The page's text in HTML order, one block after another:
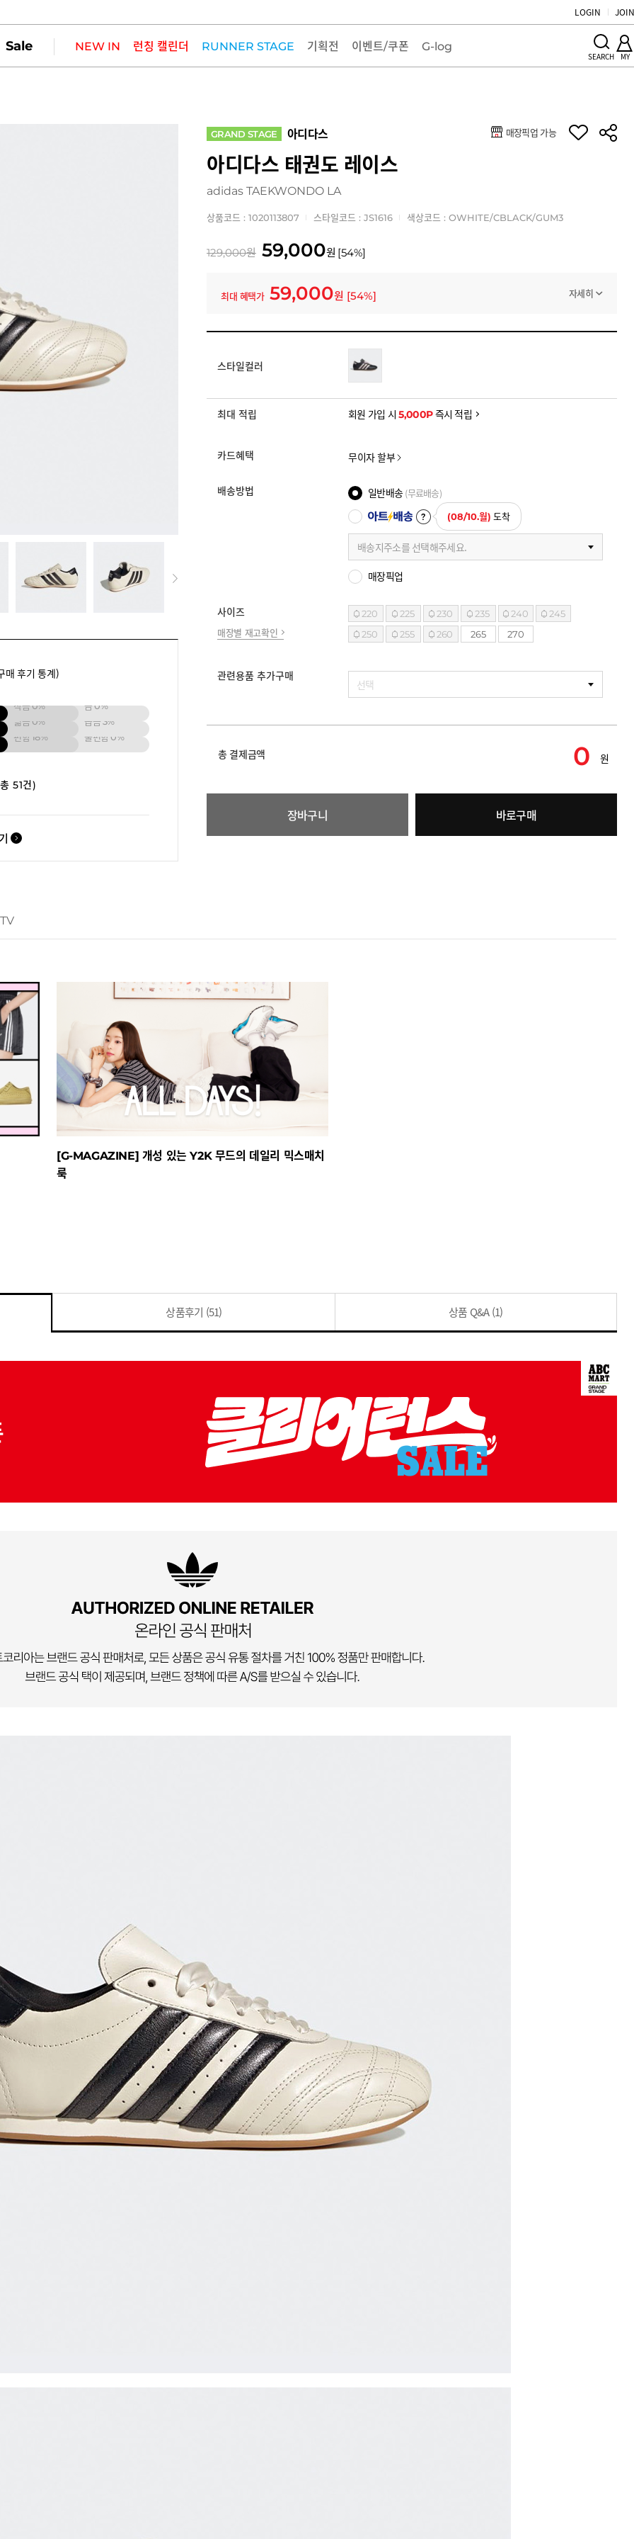
LOGIN
Sale NEW IN 런칭 캘린더 RUNNER STAGE 기획전 이벤트/쿠폰 G-log
SEARCH MY
매 후기 통계)
작음0% 큼0%
넓음 0% 좁음3%
편함 18% 불편함 0%
51건)
GRAND STAGE 아디다스 매장픽업 가능
아디다스 태권도 레이스
adidas TAEKWONDO LA
상품코드 : 1020113807 스타일코드 : JS1616 색상코드 : OWHITE/CBLACK/GUM3
129,000원 59,000원 [54%]
최대 혜택가 59,000원 [54%] 자세히
스타일컬러
최대 적립 회원 가입 시5,000P즉시 적립
카드혜택 무이자 할부
배송방법 일반배송 (무료배송)
(08/10.월) 도착
배송지주소를 선택해주세요.
매장픽업
사이즈
매장별 재고확인
220 225 230 235 240
245
250
255 260 265 270
관련용품 추가구매
선택
총 결제금액 0 원
장바구니 바로구매
[G-MAGAZINE] 개성 있는 Y2K 무드의 데일리 믹스매치
룩
상품후기 (51) 상품 Q&A(1)